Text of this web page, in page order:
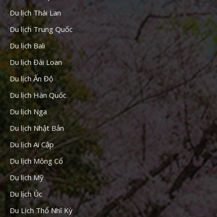
Du lịch Thái Lan
Du lịch Trung Quốc
Du lịch Bali
Du lịch Đài Loan
Du lịch Ấn Độ
Du lịch Hàn Quốc
Du lịch Nga
Du lịch Nhật Bản
Du lịch Ai Cập
Du lịch Mông Cổ
Du lịch Mỹ
Du lịch Úc
Du Lịch Thổ Nhĩ Kỳ